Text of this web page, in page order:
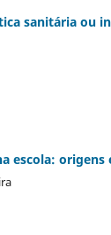
sanitária ou
escola: origens